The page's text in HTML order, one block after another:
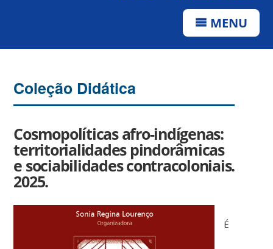
MENU
Coleção Didática
Cosmopolíticas afro-indígenas:
territorialidades pindorâmicas
e sociabilidades contracoloniais.
2025.
É